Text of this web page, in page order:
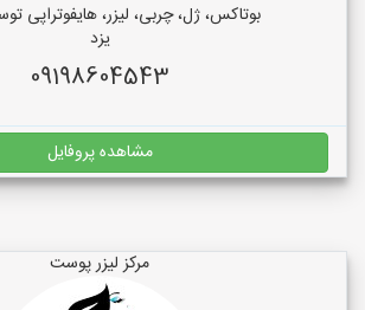
بوتاکس، ژل، چربی، لیزر، هایفوتراپی
یزد
09198604543
مشاهده پروفایل
مرکز لیزر پوست